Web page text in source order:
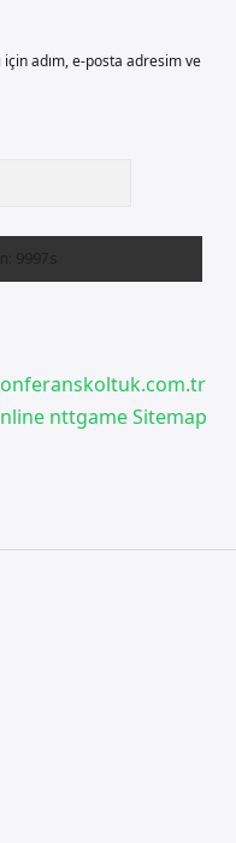
adım, e-posta adresim ve
nttgameSitemap